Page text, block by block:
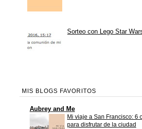
Sorteo con Lego Star
MIS BLOGS FAVORITOS
Aubrey and Me
Mi viaje a San Francisco: 6
para disfrutar de la ciudad